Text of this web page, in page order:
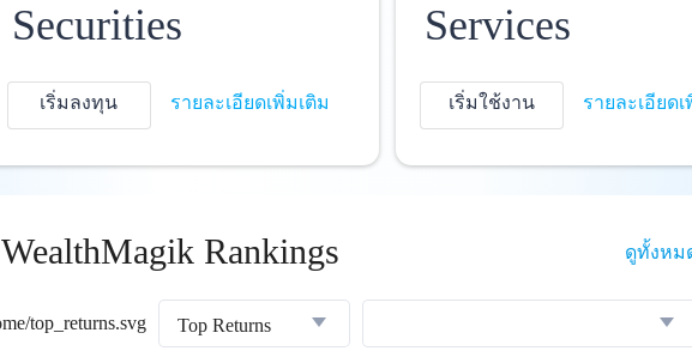
Securities
เริ่มลงทุน รายละเอียดเพิ่มเติม
Services
เริ่มใช้งาน รายละเอียด
WealthMagik Rankings ดูทั้งหม
Top Returns